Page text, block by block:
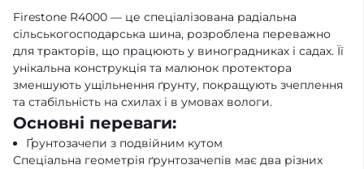
Firestone R4000 — це спеціалізована радіальна
сільськогосподарська шина, розроблена переважно
для тракторів, що працюють у виноградниках і садах. Її
унікальна конструкція та малюнок протектора
зменшують ущільнення ґрунту, покращують зчеплення
та стабільність на схилах і в умовах вологи.
Основні переваги:
Ґрунтозачепи з подвійним кутом
Спеціальна геометрія ґрунтозачепів має два різних